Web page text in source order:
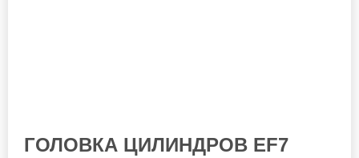
ГОЛОВКА ЦИЛИНДРОВ EF7